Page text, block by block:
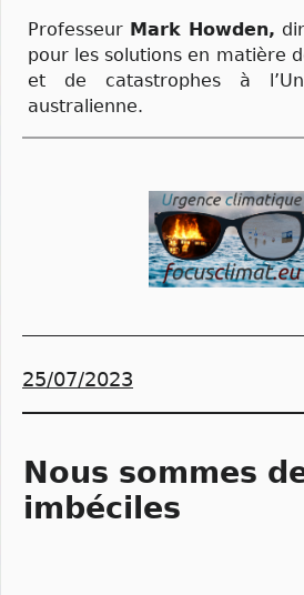
Professeur Mark Howden,
pour les solutions en matière
et de catastrophes à
australienne.
25/07/2023
Nous sommes
imbéciles